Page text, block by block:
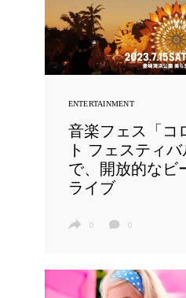
ENTERTAINMENT
音楽フェス「コ
ト フェスティ
で、開放的なビ
ライブ
0 0